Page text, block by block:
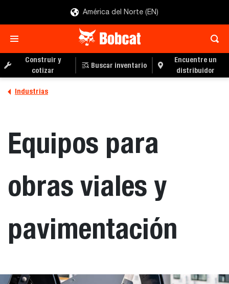
América del Norte (EN)
Construir y
cotizar
Buscar inventario
Encuentre un
distribuidor
Industrias
Equipos para
obras viales y
pavimentación